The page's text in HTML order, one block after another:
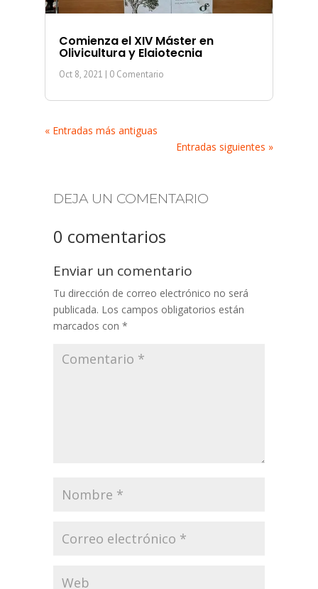
Comienza el XIV Máster en
Olivicultura y Elaiotecnia
Oct 8, 2021 | 0 Comentario
« Entradas más antiguas
Entradas siguientes »
DEJA UN COMENTARIO
0 comentarios
Enviar un comentario
Tu dirección de correo electrónico no será
publicada. Los campos obligatorios están
marcados con *